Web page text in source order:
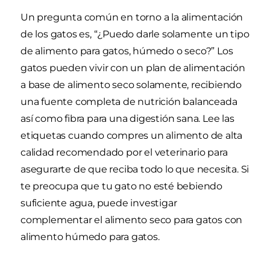
Un pregunta común en torno a la alimentación
de los gatos es, “¿Puedo darle solamente un tipo
de alimento para gatos, húmedo o seco?” Los
gatos pueden vivir con un plan de alimentación
a base de alimento seco solamente, recibiendo
una fuente completa de nutrición balanceada
así como fibra para una digestión sana. Lee las
etiquetas cuando compres un alimento de alta
calidad recomendado por el veterinario para
asegurarte de que reciba todo lo que necesita. Si
te preocupa que tu gato no esté bebiendo
suficiente agua, puede investigar
complementar el alimento seco para gatos con
alimento húmedo para gatos.